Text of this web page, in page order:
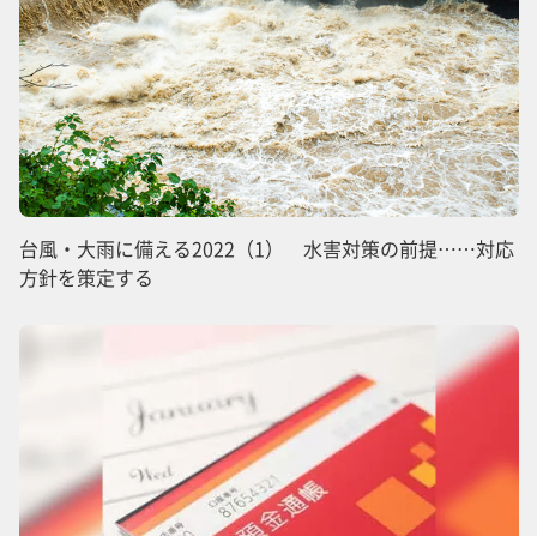
台風・大雨に備える2022（1） 水害対策の前提……対応
方針を策定する